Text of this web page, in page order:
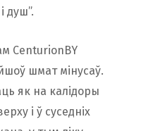
душ”.
CenturionBY
шмат мінусаў.
як на калідоры
і ў суседніх